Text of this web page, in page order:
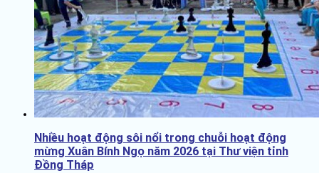
Nhiều hoạt động sôi nổi trong chuỗi hoạt động
mừng Xuân Bính Ngọ năm 2026 tại Thư viện tỉnh
Đồng Tháp